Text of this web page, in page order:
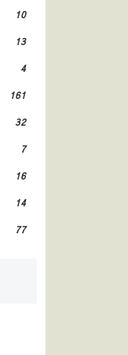
10
13
4
161
32
7
16
14
77